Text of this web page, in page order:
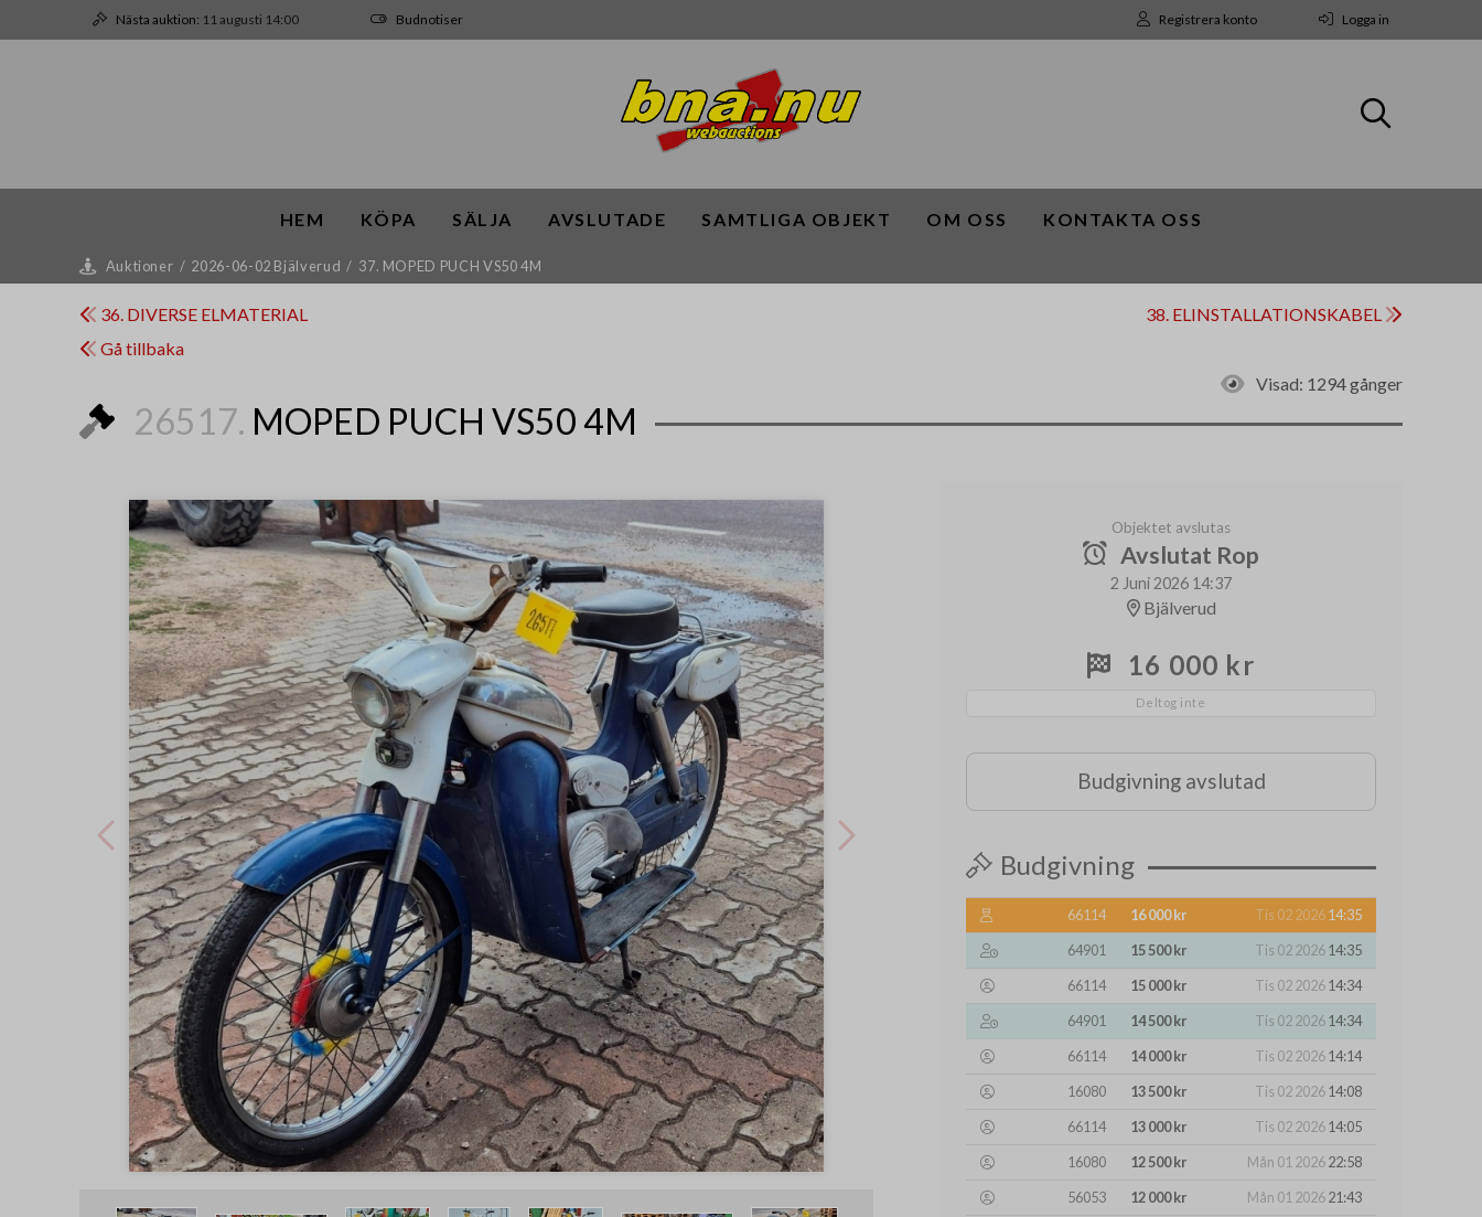
Nästa auktion: 11 augusti 14:00 Budnotiser Registrera konto Logga in
HEM KÖPA SÄLJA AVSLUTADE SAMTLIGA OBJEKT OM OSS KONTAKTA OSS
Auktioner / 2026-06-02 Bjälverud / 37. MOPED PUCH VS50 4M
36. DIVERSE ELMATERIAL
38. ELINSTALLATIONSKABEL
Gå tillbaka
Visad: 1294 gånger
26517. MOPED PUCH VS50 4M
Objektet avslutas
Avslutat Rop
2 Juni 2026 14:37
Bjälverud
16 000 kr
Deltog inte
Budgivning avslutad
Budgivning
66114 16 000 kr Tis 02 202614:35
64901
15 500 kr Tis 02 202614:35
66114
15 000 kr Tis 02 202614:34
64901
14 500 kr Tis 02 202614:34
66114
14 000 kr Tis 02 202614:14
16080
13 500 kr Tis 02 202614:08
66114
13 000 kr Tis 02 202614:05
16080
12 500 kr Mån 01 202622:58
56053
12 000 kr Mån 01 202621:43